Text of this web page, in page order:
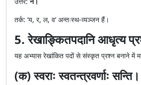
तर्क: ‘य, र, ल, व’ अन्तःस्थ-व्यञ्जन हैं।
5. रेखाङ्कितपदानि आधृत्य
यह अभ्यास रेखांकित पदों से संस्कृत प्रश्न बनाने में
(क) स्वराः स्वतन्त्रवर्णाः सन्ति।